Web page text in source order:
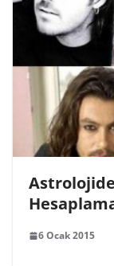
6 Ocak 2015